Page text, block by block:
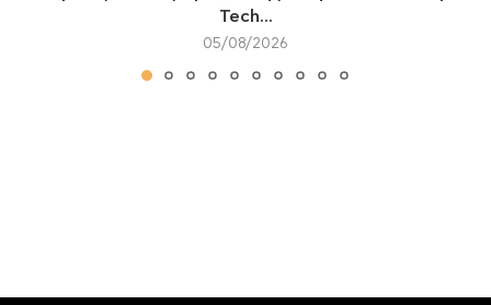
Tech...
05/08/2026